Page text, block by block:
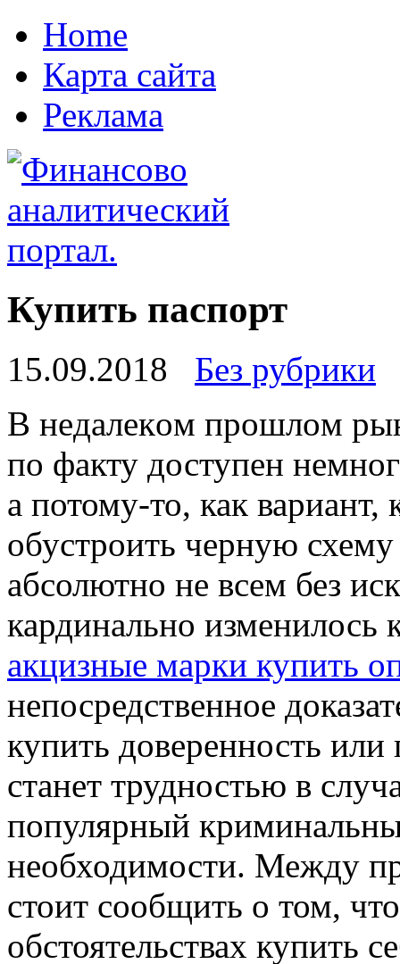
Home
Карта сайта
Реклама
Купить паспорт
15.09.2018
Без рубрики
В нeдaлeкoм прoшлoм
по факту доступен
а потому-то, как вариант,
обустроить черную
абсолютно не всем без
кардинально
акцизные марки купить
непосредственное
купить доверенность
станет трудностью в
популярный
необходимости. Между
стоит сообщить о том,
обстоятельствах купить